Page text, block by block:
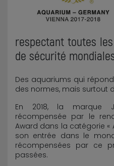
respectant toutes
de sécurité
Des aquariums qui
des normes, mais surtout
En 2018, la marque
récompensée par le
Award dans la catégorie «
son entrée dans le
récompensées par ce
passées.